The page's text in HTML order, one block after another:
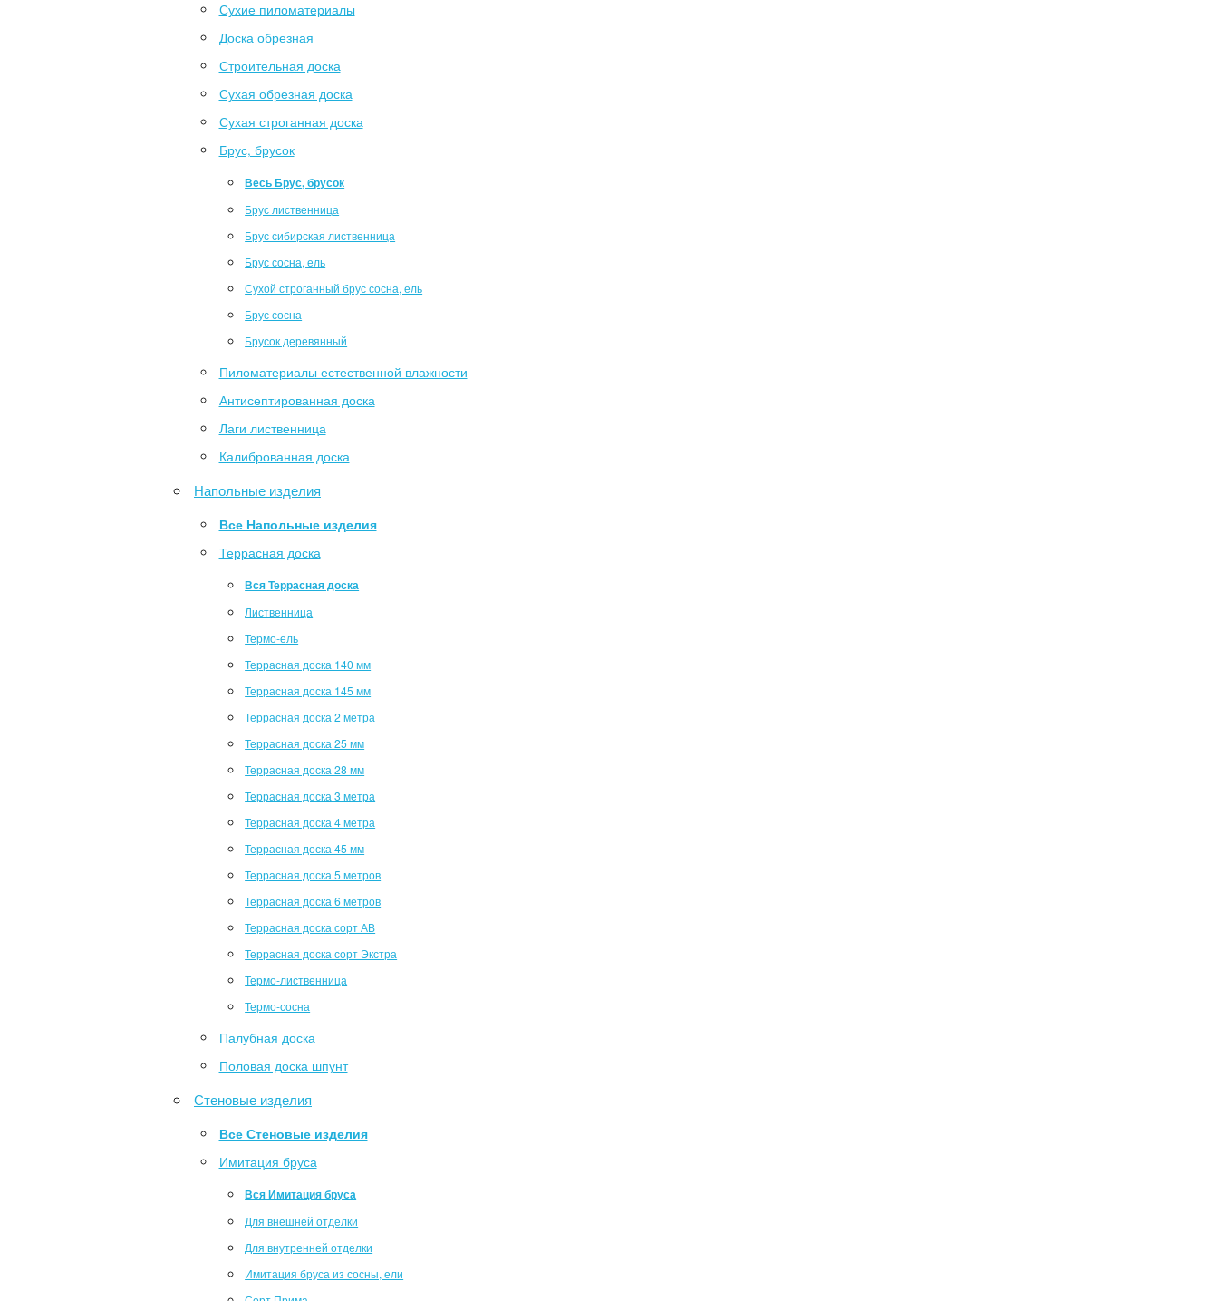
Сухие пиломатериалы
Доска обрезная
Строительная доска
Сухая обрезная доска
Сухая строганная доска
Брус, брусок
Весь Брус, брусок
Брус лиственница
Брус сибирская лиственница
Брус сосна, ель
Сухой строганный брус сосна, ель
Брус сосна
Брусок деревянный
Пиломатериалы естественной влажности
Антисептированная доска
Лаги лиственница
Калиброванная доска
Напольные изделия
Все Напольные изделия
Террасная доска
Вся Террасная доска
Лиственница
Термо-ель
Террасная доска 140 мм
Террасная доска 145 мм
Террасная доска 2 метра
Террасная доска 25 мм
Террасная доска 28 мм
Террасная доска 3 метра
Террасная доска 4 метра
Террасная доска 45 мм
Террасная доска 5 метров
Террасная доска 6 метров
Террасная доска сорт АВ
Террасная доска сорт Экстра
Термо-лиственница
Термо-сосна
Палубная доска
Половая доска шпунт
Стеновые изделия
Все Стеновые изделия
Имитация бруса
Вся Имитация бруса
Для внешней отделки
Для внутренней отделки
Имитация бруса из сосны, ели